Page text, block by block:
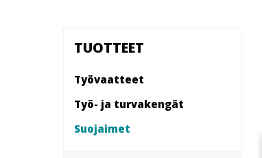
TUOTTEET
Työvaatteet
Työ- ja turvakengät
Suojaimet